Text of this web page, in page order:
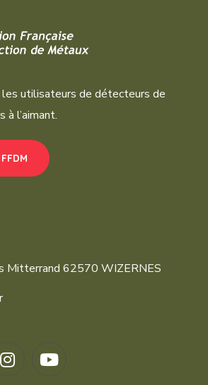
utilisateurs de détecteurs de
à l’aimant.
Mitterrand 62570 WIZERNES